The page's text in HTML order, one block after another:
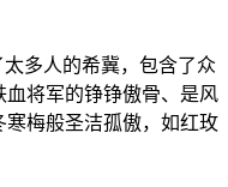
多人的希冀，包含了众
将军的铮铮傲骨、是风
梅般圣洁孤傲，如红玫